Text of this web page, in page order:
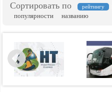
Сортировать по рейтингу
популярности
названию